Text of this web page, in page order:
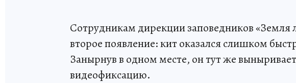
Сотрудникам дирекции заповедников «Земля
второе появление: кит оказался слишком
Занырнув в одном месте, он тут же
видеофиксацию.